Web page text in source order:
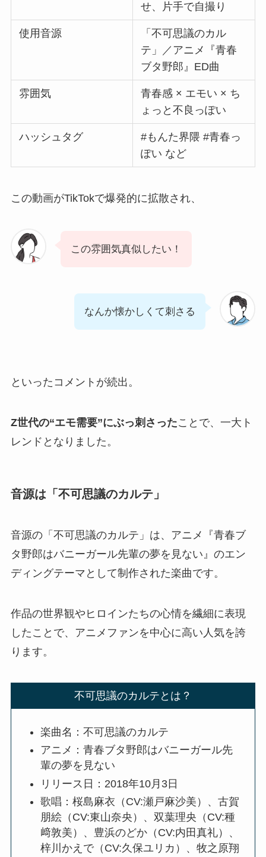
せ、片手で自撮り
使用音源
「不可思議のカル
テ」／アニメ『青春
ブタ野郎』ED曲
雰囲気
青春感 × エモい × ち
ょっと不良っぽい
ハッシュタグ
#もんた界隈 #青春っ
ぽい など
この動画がTikTokで爆発的に拡散され、
この雰囲気真似したい！
なんか懐かしくて刺さる
といったコメントが続出。
Z世代の“エモ需要”にぶっ刺さったことで、一大ト
レンドとなりました。
音源は「不可思議のカルテ」
音源の「不可思議のカルテ」は、アニメ『青春ブ
タ野郎はバニーガール先輩の夢を見ない』のエン
ディングテーマとして制作された楽曲です。
作品の世界観やヒロインたちの心情を繊細に表現
したことで、アニメファンを中心に高い人気を誇
ります。
不可思議のカルテとは？
楽曲名：不可思議のカルテ
アニメ：青春ブタ野郎はバニーガール先
輩の夢を見ない
リリース日：2018年10月3日
歌唱：桜島麻衣（CV:瀬戸麻沙美）、古賀
朋絵（CV:東山奈央）、双葉理央（CV:種
﨑敦美）、豊浜のどか（CV:内田真礼）、
梓川かえで（CV:久保ユリカ）、牧之原翔